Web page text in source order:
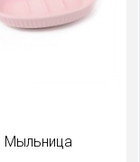
Мыльница